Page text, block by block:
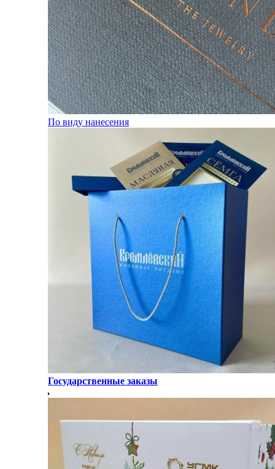
По виду нанесения
Государственные заказы